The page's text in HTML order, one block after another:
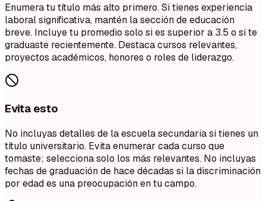
Enumera tu título más alto primero. Si tienes experiencia
laboral significativa, mantén la sección de educación
breve. Incluye tu promedio solo si es superior a 3.5 o si te
graduaste recientemente. Destaca cursos relevantes,
proyectos académicos, honores o roles de liderazgo.
Evita esto
No incluyas detalles de la escuela secundaria si tienes un
título universitario. Evita enumerar cada curso que
tomaste; selecciona solo los más relevantes. No incluyas
fechas de graduación de hace décadas si la discriminación
por edad es una preocupación en tu campo.